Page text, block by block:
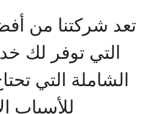
تعد شركتنا من
التي توفر لك
الشاملة التي
للأسباب